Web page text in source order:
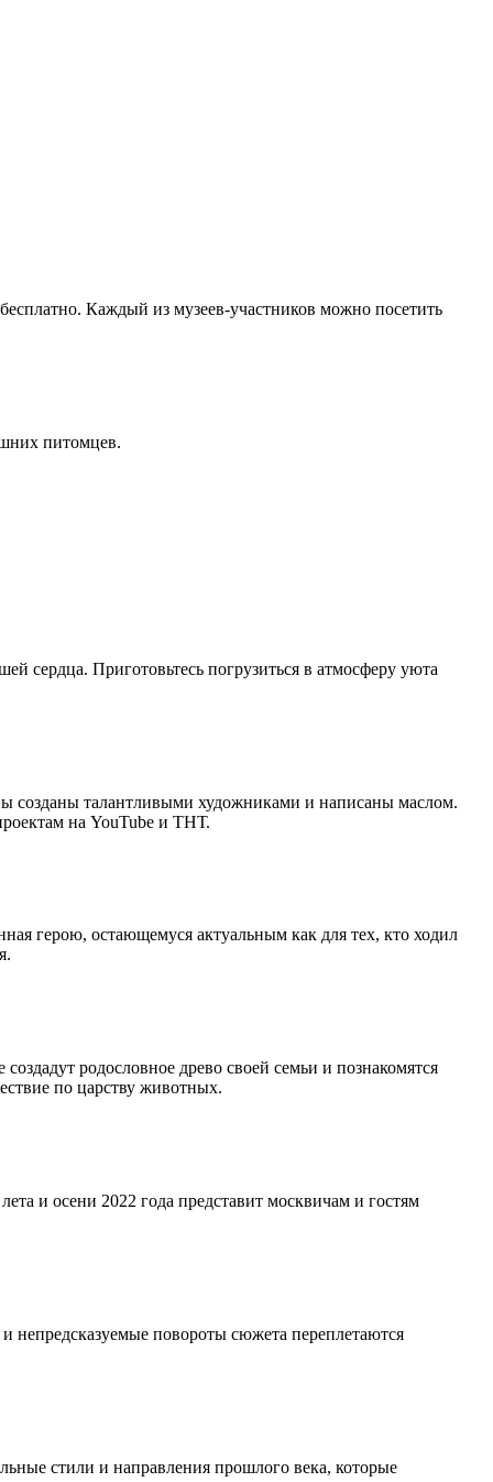
Каждый из музеев-участников можно посетить
питомцев.
сердца. Приготовьтесь погрузиться в атмосферу уюта
созданы талантливыми художниками и написаны маслом.
на YouTube и ТНТ.
герою, остающемуся актуальным как для тех, кто ходил
родословное древо своей семьи и познакомятся
по царству животных.
и осени 2022 года представит москвичам и гостям
непредсказуемые повороты сюжета переплетаются
стили и направления прошлого века, которые